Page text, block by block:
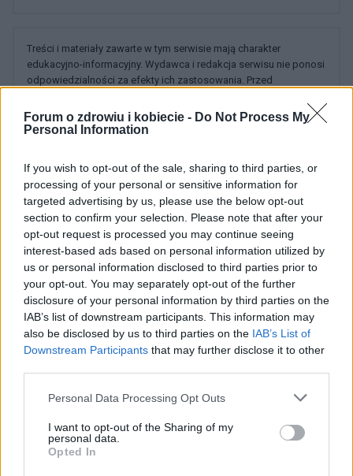
Forum o zdrowiu i kobiecie - Do Not Process My
Personal Information
If you wish to opt-out of the sale, sharing to third parties, or
processing of your personal or sensitive information for
targeted advertising by us, please use the below opt-out
section to confirm your selection. Please note that after your
opt-out request is processed you may continue seeing
interest-based ads based on personal information utilized by
us or personal information disclosed to third parties prior to
your opt-out. You may separately opt-out of the further
disclosure of your personal information by third parties on the
IAB’s list of downstream participants. This information may
also be disclosed by us to third parties on the IAB’s List of
Downstream Participants that may further disclose it to other
Personal Data Processing Opt Outs
I want to opt-out of the Sharing of my
personal data.
Opted In
Treści i materiały zawarte w tym serwisie mają charakter
edukacyjno-informacyjny. Wydawca i redakcja serwisu nie ponosi
odpowiedzialności za efekty ich zastosowania. Przed
bezwzględnie skonsultować się z lekarzem.
POWIĄZANE DYSKUSJE NA FORUM Z
KATEGORII SEKS
SandraEl
Forum:Sprawy łóżkowe
Waginoplastyka
Cześć. Mam takie pytanie. Czy są tutaj kobiety, które
miały przeprowadzaną plastykę pochwy po porodzie ?
Jeśli tak, to jaki był czas rekonwalescencji ? Będę
wdzięczna za odpowiedzi.